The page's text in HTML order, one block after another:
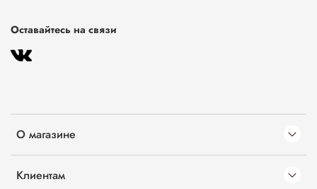
О магазине
Клиентам
Оставайтесь на связи